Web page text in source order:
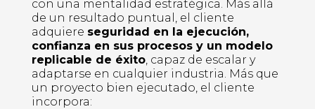
con una mentalidad estratégica. Más allá
de un resultado puntual, el cliente
adquiere seguridad en la ejecución,
confianza en sus procesos y un modelo
replicable de éxito, capaz de escalar y
adaptarse en cualquier industria. Más que
un proyecto bien ejecutado, el cliente
incorpora: